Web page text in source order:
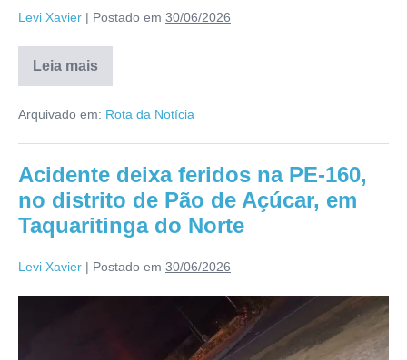
Levi Xavier | Postado em 30/06/2026
Leia mais
Arquivado em: Rota da Notícia
Acidente deixa feridos na PE-160,
no distrito de Pão de Açúcar, em
Taquaritinga do Norte
Levi Xavier | Postado em 30/06/2026